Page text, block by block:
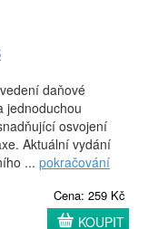
daňové
jednoduchou
osvojení
Aktuální vydání
... pokračování
Cena: 259 Kč
KOUPIT